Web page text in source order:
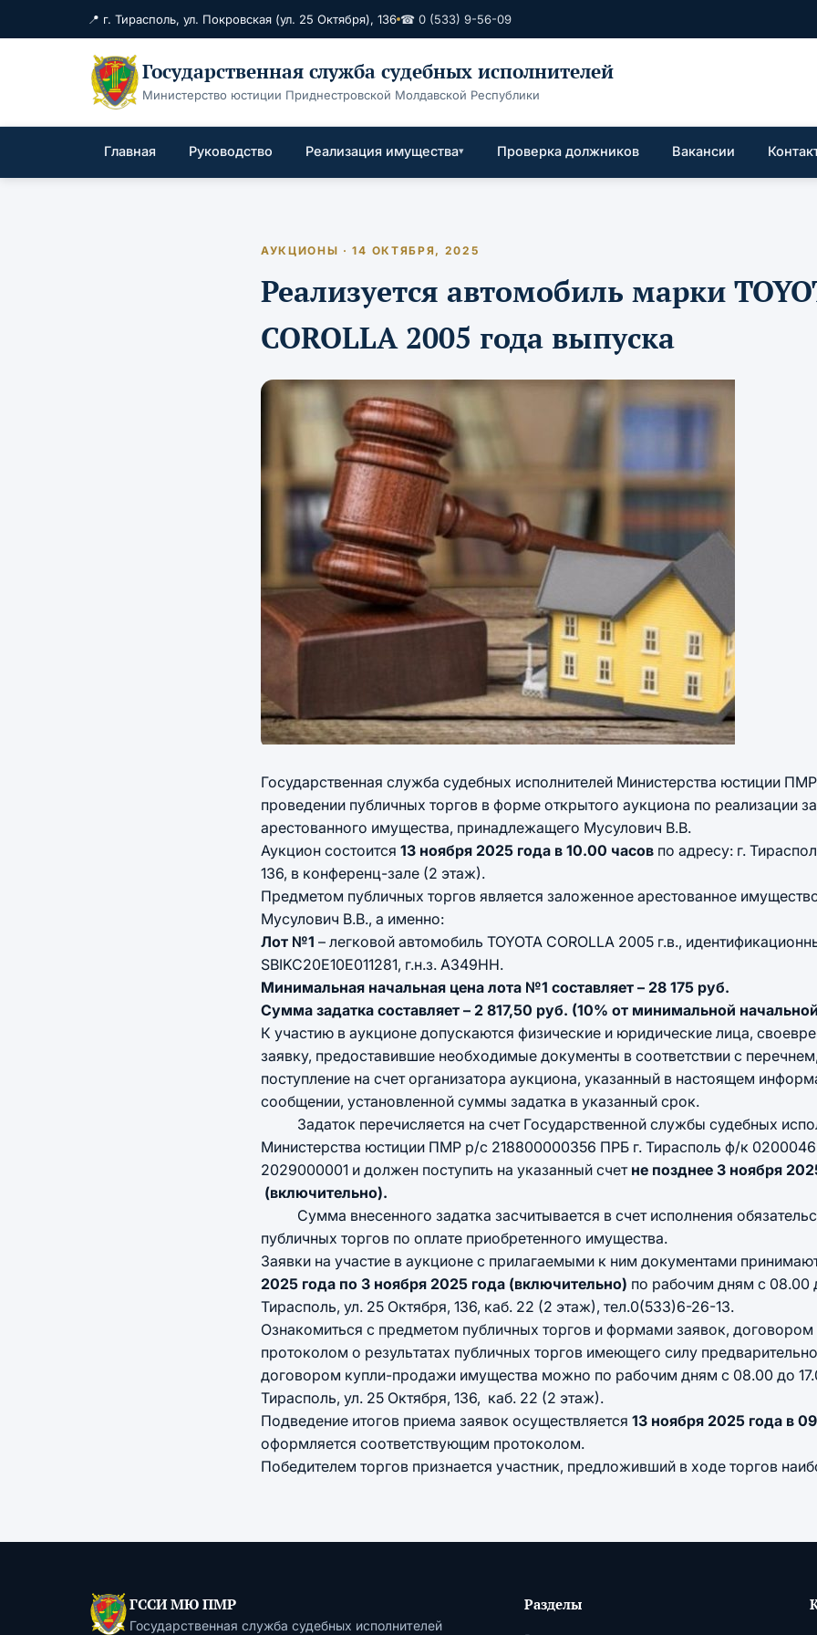
📍 г. Тирасполь, ул. Покровская (ул. 25 Октября), 136 ☎ 0 (533) 9-56-09
Государственная служба судебных исполнителей
Министерство юстиции Приднестровской Молдавской Республики
Главная Руководство Реализация имущества Проверка должников Вакансии
АУКЦИОНЫ · 14 ОКТЯБРЯ, 2025
Реализуется автомобиль марки
COROLLA 2005 года выпуска
Государственная служба судебных исполнителей Министерства юстиции
проведении публичных торгов в форме открытого аукциона по реализации
арестованного имущества, принадлежащего Мусулович В.В.
Аукцион состоится 13 ноября 2025 года в 10.00 часов по адресу: г.
136, в конференц-зале (2 этаж).
Предметом публичных торгов является заложенное арестованное
Мусулович В.В., а именно:
Лот №1 – легковой автомобиль TOYOTA COROLLA 2005 г.в.,
SBIKC20E10E011281, г.н.з. А349НН.
Минимальная начальная цена лота №1 составляет – 28 175 руб.
Сумма задатка составляет – 2 817,50 руб. (10% от минимальной
К участию в аукционе допускаются физические и юридические лица,
заявку, предоставившие необходимые документы в соответствии с
поступление на счет организатора аукциона, указанный в настоящем
сообщении, установленной суммы задатка в указанный срок.
Задаток перечисляется на счет Государственной службы судебных
Министерства юстиции ПМР р/с 218800000356 ПРБ г. Тирасполь ф/к
2029000001 и должен поступить на указанный счет не позднее 3 ноября
(включительно).
Сумма внесенного задатка засчитывается в счет исполнения
публичных торгов по оплате приобретенного имущества.
Заявки на участие в аукционе с прилагаемыми к ним документами
2025 года по 3 ноября 2025 года (включительно) по рабочим дням с 08.00
Тирасполь, ул. 25 Октября, 136, каб. 22 (2 этаж), тел.0(533)6-26-13.
Ознакомиться с предметом публичных торгов и формами заявок, договором
протоколом о результатах публичных торгов имеющего силу
договором купли-продажи имущества можно по рабочим дням с 08.00 до
Тирасполь, ул. 25 Октября, 136, каб. 22 (2 этаж).
Подведение итогов приема заявок осуществляется 13 ноября 2025 года в
оформляется соответствующим протоколом.
Победителем торгов признается участник, предложивший в ходе торгов
ГССИ МЮ ПМР
Государственная служба судебных исполнителей
Разделы